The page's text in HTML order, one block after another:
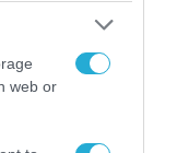
web or
στην
χώρους